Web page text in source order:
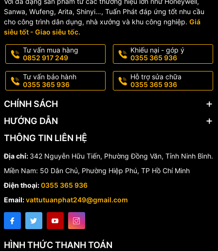
Nếu bạn đang tìm nơi bán bộ điều khiển FCU Honeywell chính
hãng, hãy đến vớiVật Tư Tuấn Phát – Hà Nam.
🏬 Địa chỉ:342 Nguyễn Hữu Tiến, Đồng Văn, Duy Tiên, Hà
Nam
✅ Hàng chính hãng Honeywell, đầy đủ CO, CQ
✅ Giá tốt cho công trình & dự án
✅ Giao hàng toàn quốc – nhanh chóng, an toàn
✅ Hỗ trợ kỹ thuật, tư vấn lắp đặt tận tình
Liên hệ ngay
0355 365 936
🌐 Website:vattutuanphat.com
Bộ điều khiển FCU Honeywell TFM428KN/U – lựa chọn thông
minh cho hệ thống điều hòa trung tâm, mua ngay tại Vật Tư
Tuấn Phát để nhận giá ưu đãi nhất!
Sanwa, Wufeng, Arita, Shinyi…, Tuấn Phát đáp ứng tốt nhu cầu
cho công trình dân dụng, nhà xưởng và khu công nghiệp. Giá
siêu tốt - Giao siêu tốc.
Tư vấn mua hàng
0852 917 249
Khiếu nại - góp ý
0355 365 936
Tư vấn bảo hành
0355 365 936
Hỗ trợ sửa chữa
0355 365 936
CHÍNH SÁCH
HƯỚNG DẪN
THÔNG TIN LIÊN HỆ
Địa chỉ: 342 Nguyễn Hữu Tiến, Phường Đồng Văn, Tỉnh Ninh Bình.
Miền Nam: 50 Dân Chủ, Phường Hiệp Phú, TP Hồ Chí Minh
Điện thoại:0355 365 936
Email:vattutuanphat249@gmail.com
HÌNH THỨC THANH TOÁN